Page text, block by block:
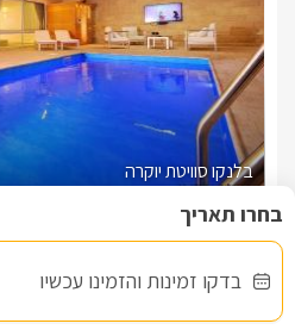
בדקו זמינות והזמינו עכשיו
בלנקו סוויטת יוקרה
צימר בצפון, עין יעקב